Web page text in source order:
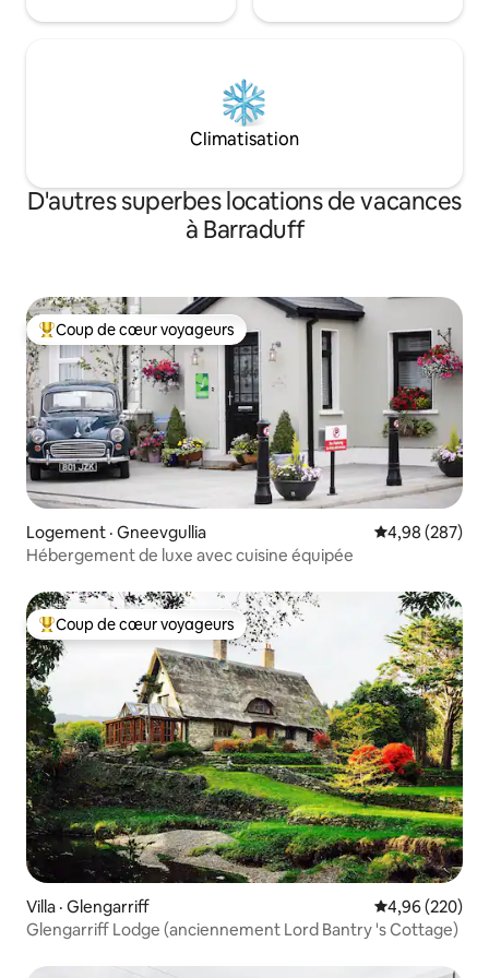
Climatisation
D'autres superbes locations de vacances
à Barraduff
Coup de cœur voyageurs parmi les plus aimés
Coup de cœur voyageurs
Logement · Gneevgullia Note
4,98 (287)
Hébergement de luxe avec cuisine équipée
Coup de cœur voyageurs parmi les plus aimés
Coup de cœur voyageurs
Villa · Glengarriff Note
4,96 (220)
Glengarriff Lodge (anciennement Lord Bantry 's Cottage)